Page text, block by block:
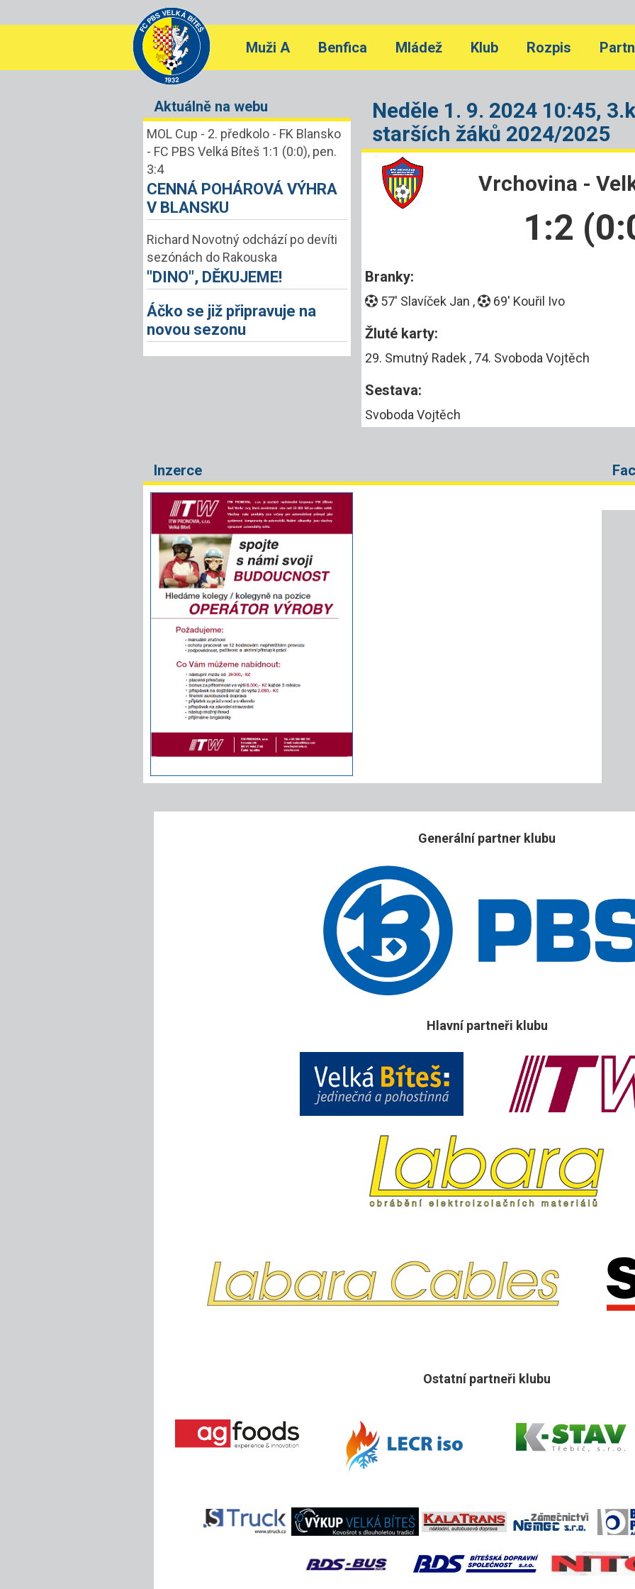
Muži A Benfica Mládež Klub Rozpis
Aktuálně na webu
MOL Cup - 2. předkolo - FK Blansko
- FC PBS Velká Bíteš 1:1 (0:0), pen.
3:4
CENNÁ POHÁROVÁ VÝHRA
V BLANSKU
Richard Novotný odchází po devíti
sezónách do Rakouska
"DINO", DĚKUJEME!
Áčko se již připravuje na
novou sezonu
Neděle 1. 9. 2024 10:45,
starších žáků 2024/2025
Vrchovina -
1:2
Branky:
57' Slavíček Jan , 69' Kouřil Ivo
Žluté karty:
29. Smutný Radek , 74. Svoboda Vojtěch
Sestava:
Svoboda Vojtěch
Inzerce
Generální partner klubu
Hlavní partneři klubu
Ostatní partneři klubu